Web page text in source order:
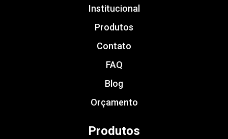
Institucional
Produtos
Contato
FAQ
Blog
Orçamento
Produtos